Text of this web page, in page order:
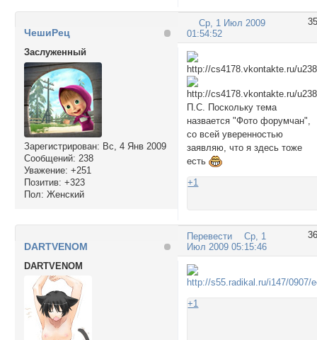
35
Ср, 1 Июл 2009
01:54:52
ЧешиРец
Заслуженный
Зарегистрирован: Вс, 4 Янв 2009
Сообщений: 238
Уважение: +251
Позитив: +323
Пол: Женский
П.С. Поскольку тема
назвается "Фото форумчан",
со всей уверенностью
заявляю, что я здесь тоже
есть
+1
Перевести 36
Ср, 1
Июл 2009 05:15:46
DARTVENOM
DARTVENOM
+1